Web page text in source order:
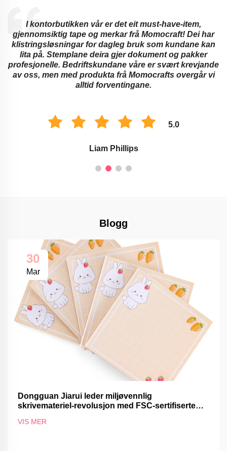
I kontorbutikken vår er det eit must-have-item,
gjennomsiktig tape og merkar frå Momocraft! Dei har
klistringsløsningar for dagleg bruk som kundane kan
lita på. Stemplane deira gjer dokument og pakker
profesjonelle. Bedriftskundane våre er svært krevjande
av oss, men med produkta frå Momocrafts overgår vi
alltid forventingane.
5.0
Liam Phillips
Blogg
30
Mar
Dongguan Jiarui leder miljøvennlig
skrivemateriel-revolusjon med FSC-sertifiserte
VIS MER